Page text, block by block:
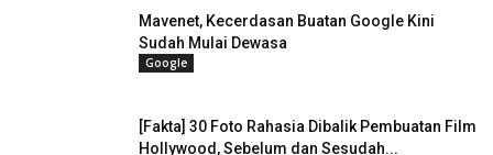
Mavenet, Kecerdasan Buatan Google Kini
Sudah Mulai Dewasa
Google
[Fakta] 30 Foto Rahasia Dibalik Pembuatan Film
Hollywood, Sebelum dan Sesudah...